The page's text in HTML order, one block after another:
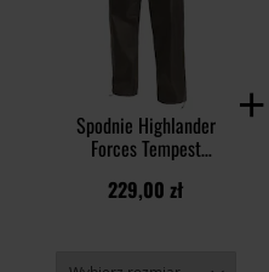
Spodnie Highlander
Forces Tempest
Ranger Green
229,00 zł